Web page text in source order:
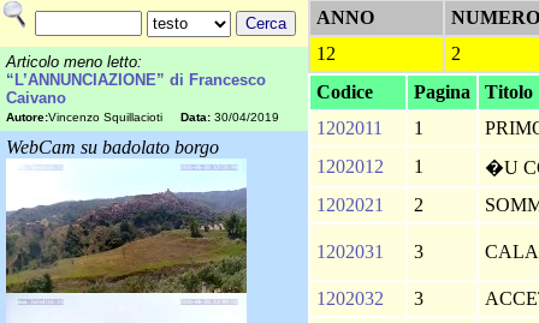
Articolo meno letto:
“L’ANNUNCIAZIONE” di Francesco
Caivano
Autore:Vincenzo Squillacioti Data: 30/04/2019
WebCam su badolato borgo
ANNO
NUMERO
12
2
Codice
Pagina
Titolo
1202011
1
1202012
1
�U
1202021
2
1202031 3
1202032 3